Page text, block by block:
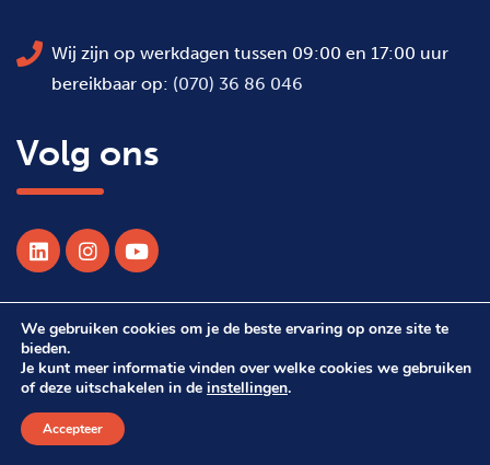
Wij zijn op werkdagen tussen 09:00 en 17:00 uur
bereikbaar op: (070) 36 86 046
Volg ons
© 2026 Alle rechten voorbehouden WSDH
Webdesign Suprevo
We gebruiken cookies om je de beste ervaring op onze site te
bieden.
Je kunt meer informatie vinden over welke cookies we gebruiken
of deze uitschakelen in de instellingen.
Accepteer